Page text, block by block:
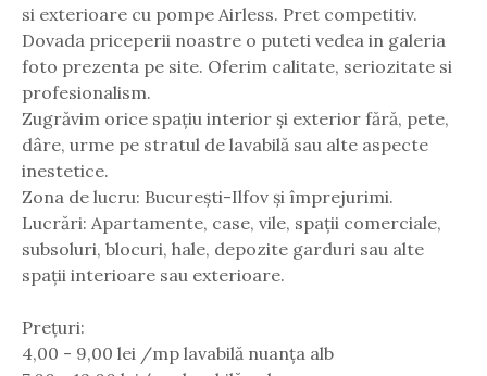
si exterioare cu pompe Airless. Pret competitiv.
Dovada priceperii noastre o puteti vedea in galeria
foto prezenta pe site. Oferim calitate, seriozitate si
profesionalism.
Zugrăvim orice spațiu interior și exterior fără, pete,
dâre, urme pe stratul de lavabilă sau alte aspecte
inestetice.
Zona de lucru: București-Ilfov și împrejurimi.
Lucrări: Apartamente, case, vile, spații comerciale,
subsoluri, blocuri, hale, depozite garduri sau alte
spații interioare sau exterioare.
Prețuri:
4,00 - 9,00 lei /mp lavabilă nuanța alb